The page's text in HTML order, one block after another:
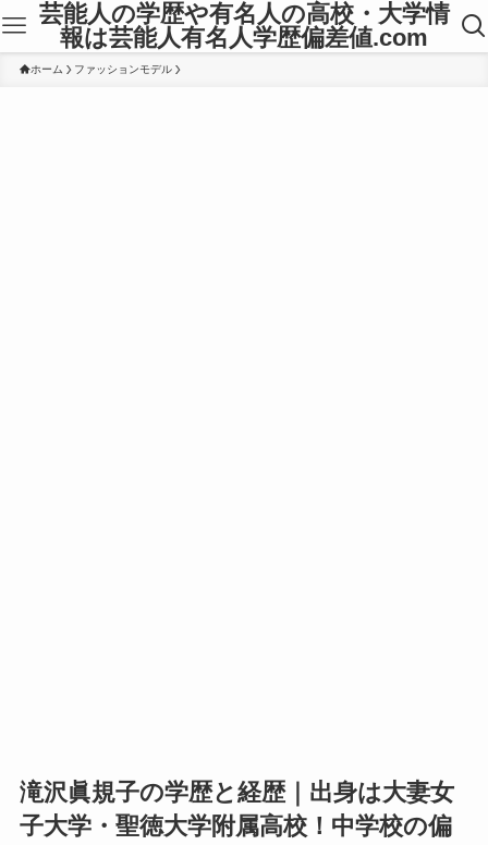
芸能人の学歴や有名人の高校・大学情
報は芸能人有名人学歴偏差値.com
ホーム ファッションモデル
滝沢眞規子の学歴と経歴｜出身は大妻女
子大学・聖徳大学附属高校！中学校の偏